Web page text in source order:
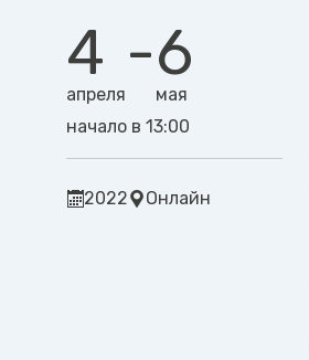
4
апреля
-6
мая
начало в 13:00
2022 Онлайн